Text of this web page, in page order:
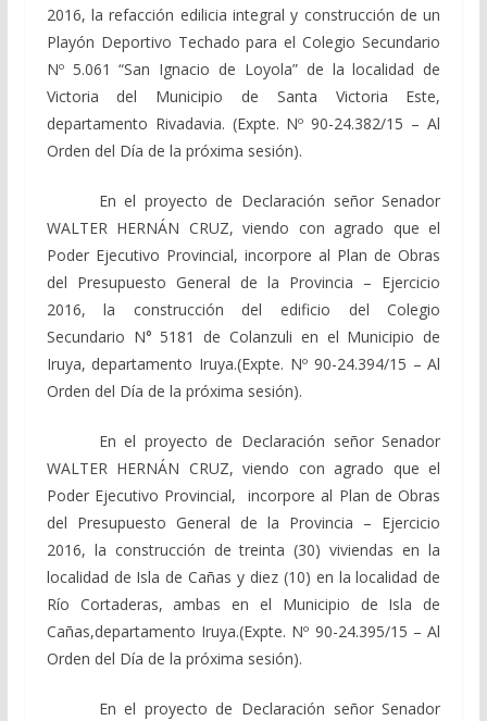
2016, la refacción edilicia integral y construcción de un
Playón Deportivo Techado para el Colegio Secundario
Nº 5.061 “San Ignacio de Loyola” de la localidad de
Victoria del Municipio de Santa Victoria Este,
departamento Rivadavia. (Expte. Nº 90-24.382/15 – Al
Orden del Día de la próxima sesión).
En el proyecto de Declaración señor Senador
WALTER HERNÁN CRUZ, viendo con agrado que el
Poder Ejecutivo Provincial, incorpore al Plan de Obras
del Presupuesto General de la Provincia – Ejercicio
2016, la construcción del edificio del Colegio
Secundario N° 5181 de Colanzuli en el Municipio de
Iruya, departamento Iruya.(Expte. Nº 90-24.394/15 – Al
Orden del Día de la próxima sesión).
En el proyecto de Declaración señor Senador
WALTER HERNÁN CRUZ, viendo con agrado que el
Poder Ejecutivo Provincial, incorpore al Plan de Obras
del Presupuesto General de la Provincia – Ejercicio
2016, la construcción de treinta (30) viviendas en la
localidad de Isla de Cañas y diez (10) en la localidad de
Río Cortaderas, ambas en el Municipio de Isla de
Cañas,departamento Iruya.(Expte. Nº 90-24.395/15 – Al
Orden del Día de la próxima sesión).
En el proyecto de Declaración señor Senador